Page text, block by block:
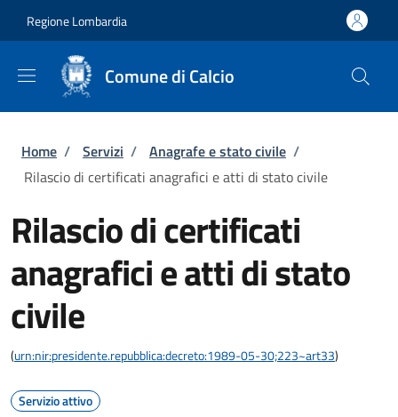
Regione Lombardia
Comune di Calcio
Briciole di pane
Home / Servizi / Anagrafe e stato civile /
Rilascio di certificati anagrafici e atti di stato civile
Rilascio di certificati
anagrafici e atti di stato
civile
(urn:nir:presidente.repubblica:decreto:1989-05-30;223~art33)
Servizio attivo